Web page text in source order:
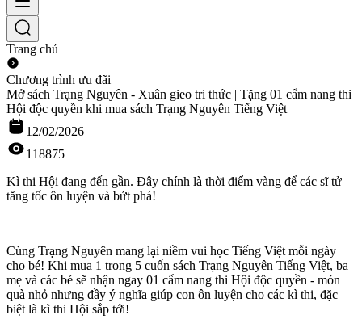
Trang chủ
Chương trình ưu đãi
Mở sách Trạng Nguyên - Xuân gieo tri thức | Tặng 01 cẩm nang thi
Hội độc quyền khi mua sách Trạng Nguyên Tiếng Việt
12/02/2026
118875
Kì thi Hội đang đến gần. Đây chính là thời điểm vàng để các sĩ tử
tăng tốc ôn luyện và bứt phá!
Cùng Trạng Nguyên mang lại niềm vui học Tiếng Việt mỗi ngày
cho bé! Khi mua 1 trong 5 cuốn sách Trạng Nguyên Tiếng Việt, ba
mẹ và các bé sẽ nhận ngay 01 cẩm nang thi Hội độc quyền - món
quà nhỏ nhưng đầy ý nghĩa giúp con ôn luyện cho các kì thi, đặc
biệt là kì thi Hội sắp tới!